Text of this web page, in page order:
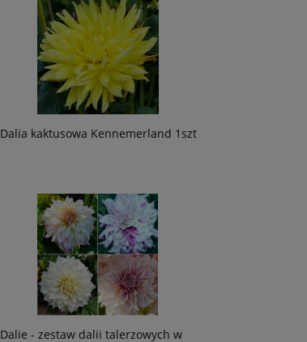
Dalia kaktusowa Kennemerland 1szt
Dalie - zestaw dalii talerzowych w